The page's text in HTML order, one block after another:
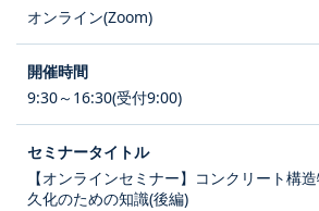
オンライン(Zoom)
9:30～16:30(受付9:00)
【オンラインセミナー】コンクリート構
久化のための知識(後編)